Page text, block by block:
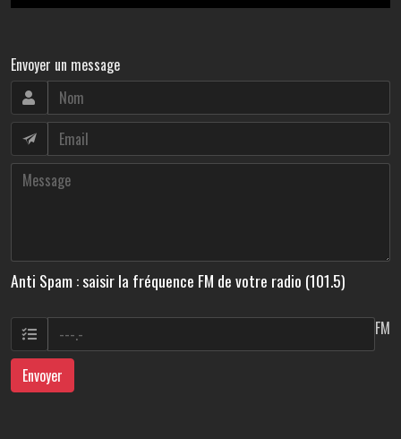
Envoyer un message
Anti Spam : saisir la fréquence FM de votre radio (101.5)
FM
Envoyer